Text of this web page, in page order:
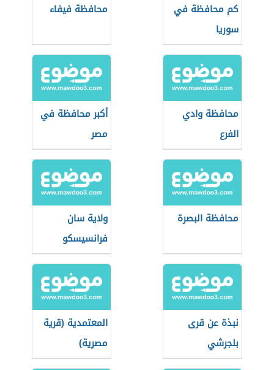
كم محافظة في
سوريا
محافظة فيفاء
محافظة وادي
الفرع
أكبر محافظة في
مصر
محافظة البصرة
ولاية سان
فرانسيسكو
نبذة عن قرى
بلجرشي
المعتمدية (قرية
مصرية)